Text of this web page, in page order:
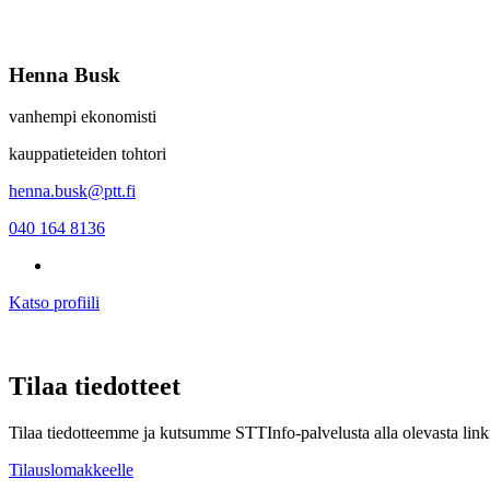
Henna Busk
vanhempi ekonomisti
kauppatieteiden tohtori
henna.busk@ptt.fi
040 164 8136
Katso profiili
Tilaa tiedotteet
Tilaa tiedotteemme ja kutsumme STTInfo-palvelusta alla olevasta
Tilauslomakkeelle